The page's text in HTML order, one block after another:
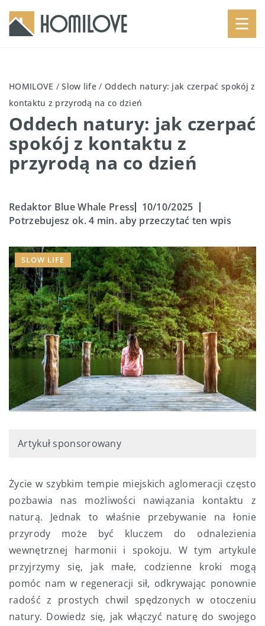
HOMILOVE /Slow life / Oddech natury: jak czerpać spokój z
kontaktu z przyrodą na co dzień
Oddech natury: jak czerpać
spokój z kontaktu z
przyrodą na co dzień
Redaktor Blue Whale Press
10/10/2025
Potrzebujesz ok. 4 min. aby przeczytać ten wpis
SLOW LIFE
Artykuł sponsorowany
Życie w szybkim tempie miejskich aglomeracji często
pozbawia nas możliwości nawiązania kontaktu z
naturą. Jednak to właśnie przebywanie na łonie
przyrody może być kluczem do odnalezienia
wewnętrznej harmonii i spokoju. W tym artykule
przyjrzymy się, jak małe, codzienne kroki mogą
pomóc nam w regeneracji sił, odkrywając ponownie
radość z prostych chwil spędzonych w otoczeniu
natury. Dowiedz się, jak włączyć naturę do swojego